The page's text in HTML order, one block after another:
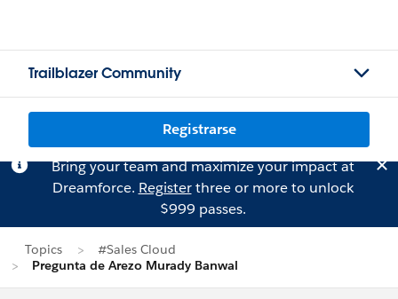
Trailblazer Community
Registrarse
Bring your team and maximize your impact at
Dreamforce. Registerthree or more to unlock
$999 passes.
Topics
#Sales Cloud
Pregunta de Arezo Murady Banwal